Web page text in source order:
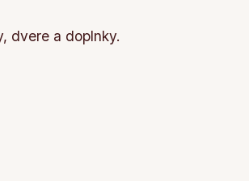
dvere a doplnky.